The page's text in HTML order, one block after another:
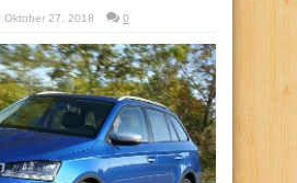
Oktober 27, 2018 0